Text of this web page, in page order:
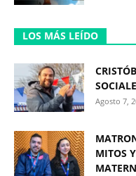
LOS MÁS LEÍDO
Agosto 7,
MITOS